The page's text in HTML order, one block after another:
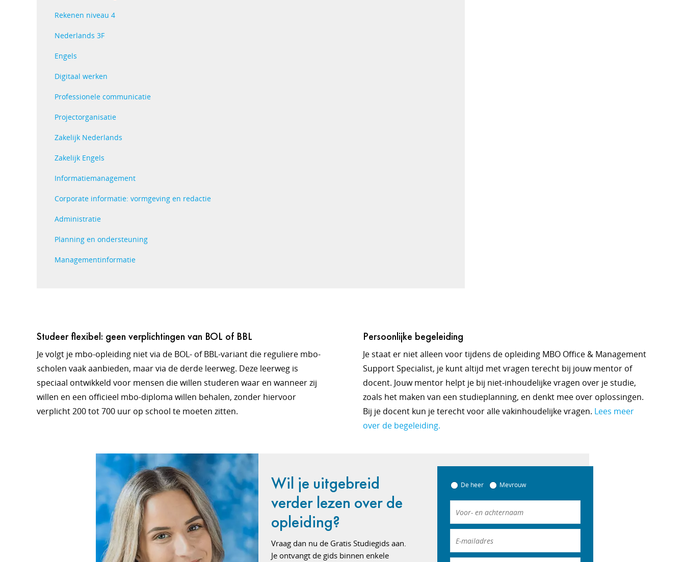
Rekenen niveau 4
Nederlands 3F
Engels
Digitaal werken
Professionele communicatie
Projectorganisatie
Zakelijk Nederlands
Zakelijk Engels
Informatiemanagement
Corporate informatie: vormgeving en redactie
Administratie
Planning en ondersteuning
Managementinformatie
Studeer flexibel: geen verplichtingen van BOL of BBL
Je volgt je mbo-opleiding niet via de BOL- of BBL-variant die reguliere mbo-
scholen vaak aanbieden, maar via de derde leerweg. Deze leerweg is
speciaal ontwikkeld voor mensen die willen studeren waar en wanneer zij
willen en een officieel mbo-diploma willen behalen, zonder hiervoor
verplicht 200 tot 700 uur op school te moeten zitten.
Persoonlijke begeleiding
Je staat er niet alleen voor tijdens de opleiding MBO Office & Management
Support Specialist, je kunt altijd met vragen terecht bij jouw mentor of
docent. Jouw mentor helpt je bij niet-inhoudelijke vragen over je studie,
zoals het maken van een studieplanning, en denkt mee over oplossingen.
Bij je docent kun je terecht voor alle vakinhoudelijke vragen. Lees meer
over de begeleiding.
Wil je uitgebreid
verder lezen over de
opleiding?
Vraag dan nu de Gratis Studiegids aan.
Je ontvangt de gids binnen enkele
De heer Mevrouw